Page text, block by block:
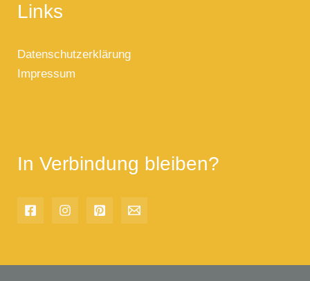
Links
Datenschutzerklärung
Impressum
In Verbindung bleiben?